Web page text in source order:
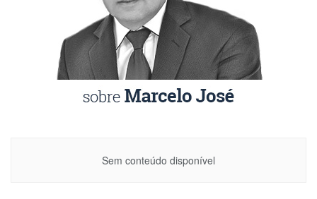
Sem conteúdo disponível